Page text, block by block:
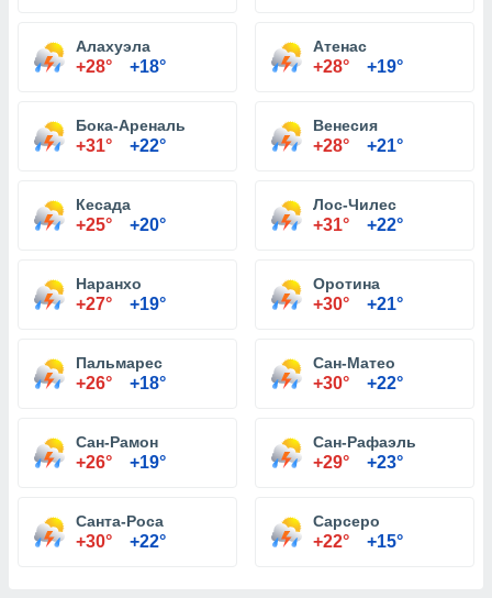
Алахуэла
+28° +18°
Атенас
+28° +19°
Бока-Ареналь
+31° +22°
Венесия
+28° +21°
Кесада
+25° +20°
Лос-Чилес
+31° +22°
Наранхо
+27° +19°
Оротина
+30° +21°
Пальмарес
+26° +18°
Сан-Матео
+30° +22°
Сан-Рамон
+26° +19°
Сан-Рафаэль
+29° +23°
Санта-Роса
+30° +22°
Сарсеро
+22° +15°